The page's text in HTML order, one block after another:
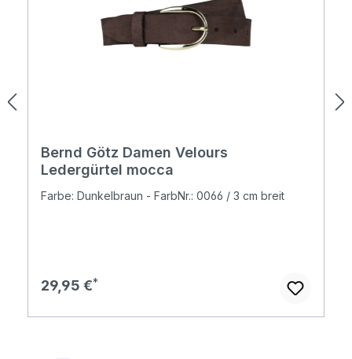
Bernd Götz Damen Velours
Ledergürtel mocca
Farbe: Dunkelbraun - FarbNr.: 0066 / 3 cm breit
Regulärer Preis:
29,95 €